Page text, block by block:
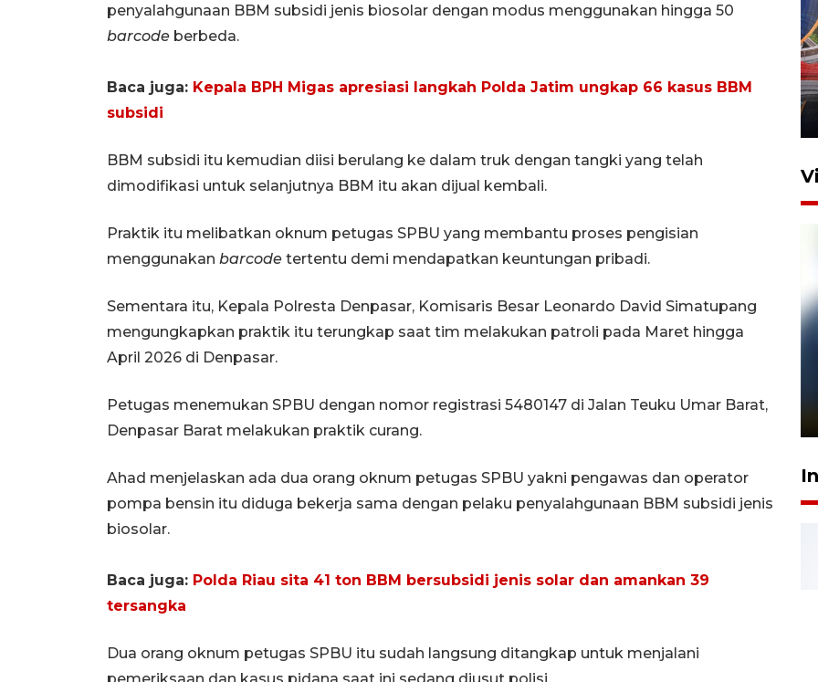
penyalahgunaan BBM subsidi jenis biosolar dengan modus menggunakan hingga 50
barcode berbeda.
Baca juga: Kepala BPH Migas apresiasi langkah Polda Jatim ungkap 66 kasus BBM
subsidi
BBM subsidi itu kemudian diisi berulang ke dalam truk dengan tangki yang telah
dimodifikasi untuk selanjutnya BBM itu akan dijual kembali.
Praktik itu melibatkan oknum petugas SPBU yang membantu proses pengisian
menggunakan barcode tertentu demi mendapatkan keuntungan pribadi.
Sementara itu, Kepala Polresta Denpasar, Komisaris Besar Leonardo David Simatupang
mengungkapkan praktik itu terungkap saat tim melakukan patroli pada Maret hingga
April 2026 di Denpasar.
Petugas menemukan SPBU dengan nomor registrasi 5480147 di Jalan Teuku Umar Barat,
Denpasar Barat melakukan praktik curang.
Ahad menjelaskan ada dua orang oknum petugas SPBU yakni pengawas dan operator
pompa bensin itu diduga bekerja sama dengan pelaku penyalahgunaan BBM subsidi jenis
biosolar.
Baca juga: Polda Riau sita 41 ton BBM bersubsidi jenis solar dan amankan 39
tersangka
Dua orang oknum petugas SPBU itu sudah langsung ditangkap untuk menjalani
pemeriksaan dan kasus pidana saat ini sedang diusut polisi.
Stasiun Bogor
1 Juni 2026 05:47